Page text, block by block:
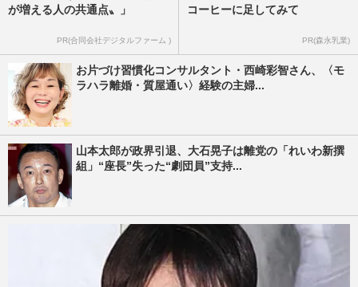
が増える人の共通点〟」
PR(合同会社デジタルファーム )
コーヒーに足してみて
PR(森永乳業)
お片づけ習慣化コンサルタント・西崎彩智さん、〈モ
ラハラ離婚・質屋通い〉経験の主婦...
山本太郎が政界引退、大石晃子は離党の「れいわ新撰
組」“座長”失った“劇団員”支持...